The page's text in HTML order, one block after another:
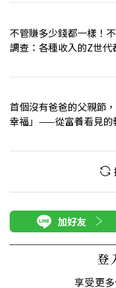
不管賺多少錢都一樣！
調查：各種收入的Z世代
首個沒有爸爸的父親節
幸福」——從富養看見的
加好友
登
享受更